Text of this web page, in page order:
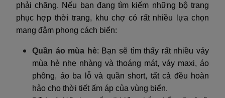
phải chăng. Nếu bạn đang tìm kiếm những bộ trang
phục hợp thời trang, khu chợ có rất nhiều lựa chọn
mang đậm phong cách biển:
Quần áo mùa hè: Bạn sẽ tìm thấy rất nhiều váy
mùa hè nhẹ nhàng và thoáng mát, váy maxi, áo
phông, áo ba lỗ và quần short, tất cả đều hoàn
hảo cho thời tiết ấm áp của vùng biển.